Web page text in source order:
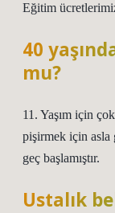
Eğitim
40
mu?
11. Yaşım için
pişirmek için
geç başlamıştır.
Ustalık